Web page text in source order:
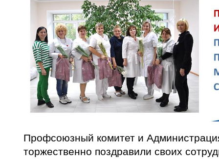
Профсоюзный комитет и
торжественно поздравили своих